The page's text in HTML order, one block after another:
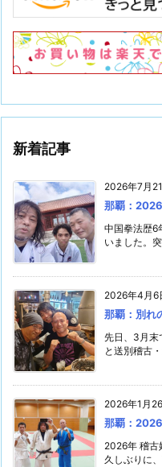
新着記事
2026年7月
那覇：
中国拳法歴6
いました。
2026年4月6
那覇：別れ
先日、3月末
と送別稽古
2026年1月
那覇：
2026年 稽古
久しぶりに